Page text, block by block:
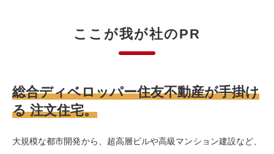
ここが我が社のPR
総合ディベロッパー住友不動産が手掛け
る 注文住宅。
大規模な都市開発から、超高層ビルや高級マンション建設など、